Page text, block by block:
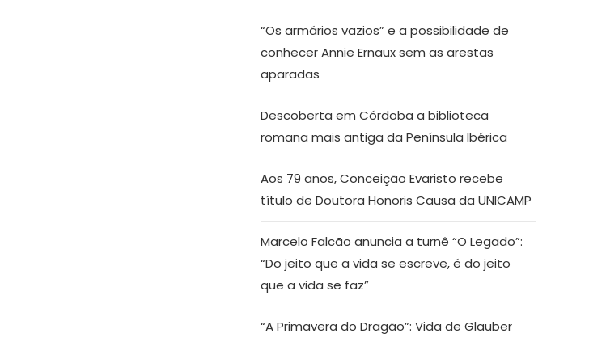
“Os armários vazios” e a possibilidade de
conhecer Annie Ernaux sem as arestas
aparadas
Descoberta em Córdoba a biblioteca
romana mais antiga da Península Ibérica
Aos 79 anos, Conceição Evaristo recebe
título de Doutora Honoris Causa da UNICAMP
Marcelo Falcão anuncia a turnê “O Legado”:
“Do jeito que a vida se escreve, é do jeito
que a vida se faz”
“A Primavera do Dragão”: Vida de Glauber